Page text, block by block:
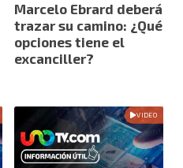
Marcelo Ebrard deberá
trazar su camino: ¿Qué
opciones tiene el
excanciller?
VIDEO